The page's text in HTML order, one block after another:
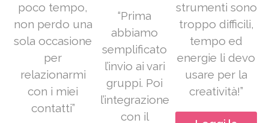
poco tempo,
non perdo una
sola occasione
per
relazionarmi
con i miei
contatti”
“Prima
abbiamo
semplificato
l’invio ai vari
gruppi. Poi
l’integrazione
con il
strumenti sono
troppo difficili,
tempo ed
energie li devo
usare per la
creatività!”